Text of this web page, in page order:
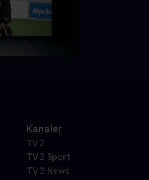
Kanaler
TV 2
TV 2 Sport
TV 2 News